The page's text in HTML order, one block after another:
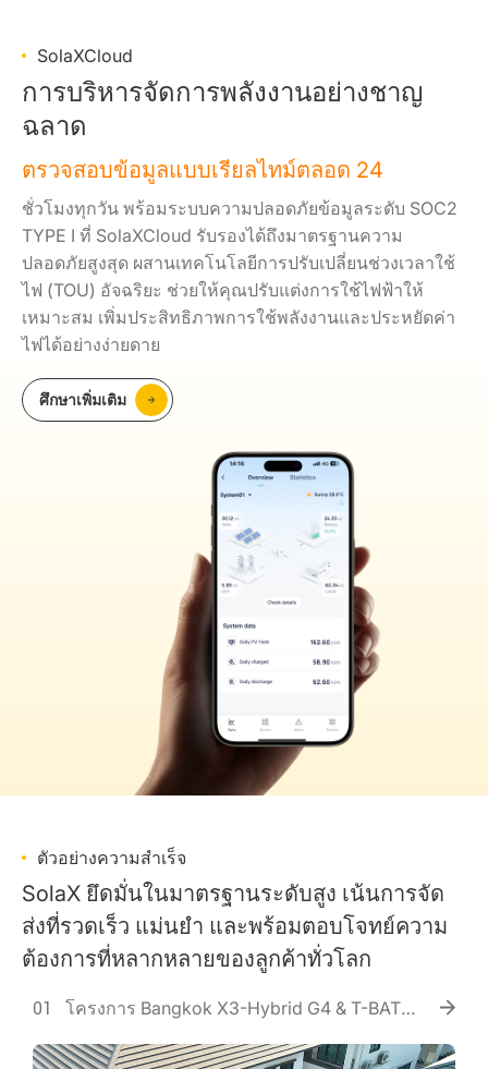
SolaXCloud
การบริหารจัดการพลังงานอย่างชาญ
ฉลาด
ตรวจสอบข้อมูลแบบเรียลไทม์ตลอด 24
ชั่วโมงทุกวัน พร้อมระบบความปลอดภัยข้อมูลระดับ SOC2
TYPE I ที่ SolaXCloud รับรองได้ถึงมาตรฐานความ
ปลอดภัยสูงสุด ผสานเทคโนโลยีการปรับเปลี่ยนช่วงเวลาใช้
ไฟ (TOU) อัจฉริยะ ช่วยให้คุณปรับแต่งการใช้ไฟฟ้าให้
เหมาะสม เพิ่มประสิทธิภาพการใช้พลังงานและประหยัดค่า
ไฟได้อย่างง่ายดาย
ศึกษาเพิ่มเติม
ตัวอย่างความสำเร็จ
SolaX ยึดมั่นในมาตรฐานระดับสูง เน้นการจัด
ส่งที่รวดเร็ว แม่นยำ และพร้อมตอบโจทย์ความ
ต้องการที่หลากหลายของลูกค้าทั่วโลก
01
โครงการ Bangkok X3-Hybrid G4 & T-BAT